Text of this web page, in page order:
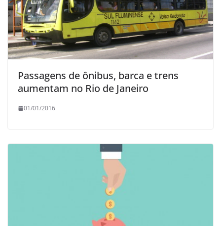
Passagens de ônibus, barca e trens
aumentam no Rio de Janeiro
01/01/2016